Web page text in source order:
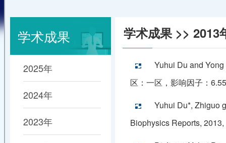
学术成果
2025年
2024年
2023年
学术成果>> 2013
Yuhui Du and
区：一区，影响因子：
Yuhui Du*, Zhiguo
Biophysics Reports,